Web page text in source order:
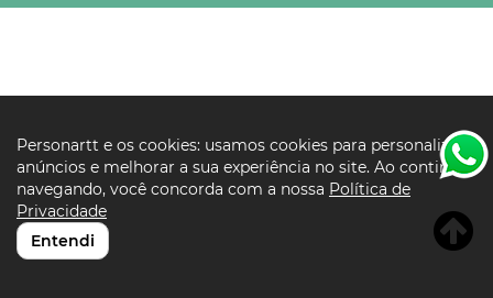
Personartt e os cookies: usamos cookies para personalizar
anúncios e melhorar a sua experiência no site. Ao continuar
navegando, você concorda com a nossa Política de
Privacidade
Entendi